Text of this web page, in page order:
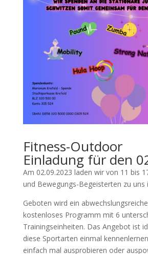
Fitness-Outdoor
Einladung für den
Am 02.09.2023 laden wir von 11 bis
und Bewegungs-Begeisterten zu uns
Geboten wird ein
kostenloses Programm mit 6
Trainingseinheiten. Das Angebot ist
diese Sportarten einmal
einfach mal ausprobieren oder